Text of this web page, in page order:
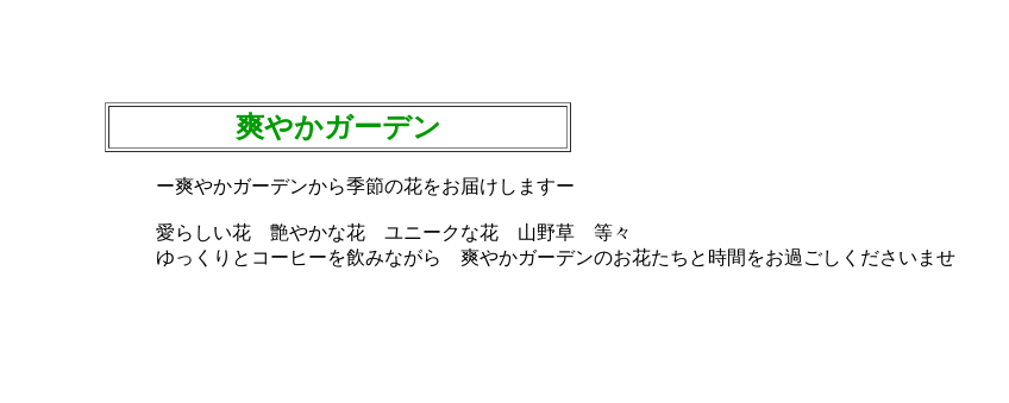
爽やかガーデン
ー爽やかガーデンから季節の花をお届けしますー
愛らしい花 艶やかな花 ユニークな花 山野草 等々
ゆっくりとコーヒーを飲みながら 爽やかガーデンのお花たちと時間をお過ごしくださいませ